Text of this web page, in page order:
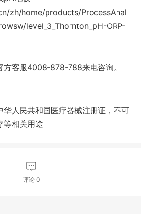
zh/home/products/ProcessAnal
level_3_Thornton_pH-ORP-
方客服4008-878-788来电咨询。
华人民共和国医疗器械注册证，不可
等相关用途
评论 0